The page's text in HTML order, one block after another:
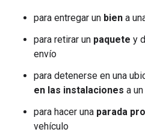
para entregar un bien a
para retirar un paquete y
envío
para detenerse en una
en las instalaciones a
para hacer una parada
vehículo